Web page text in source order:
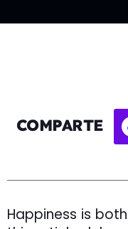
COMPARTE
Happiness is